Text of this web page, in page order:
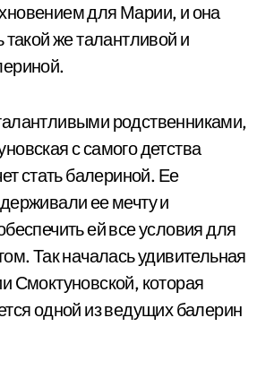
для Марии, и она
такой же талантливой и
родственниками,
с самого детства
стать балериной. Ее
ее мечту и
ей все условия для
Так началась удивительная
Смоктуновской, которая
одной из ведущих балерин